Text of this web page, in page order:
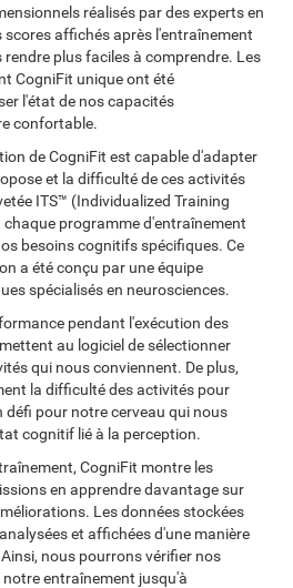
réalisés par des experts en
scores affichés après l'entraînement
plus faciles à comprendre. Les
CogniFit unique ont été
l'état de nos capacités
confortable.
de CogniFit est capable d'adapter
et la difficulté de ces activités
ITS™ (Individualized Training
chaque programme d'entraînement
besoins cognitifs spécifiques. Ce
a été conçu par une équipe
spécialisés en neurosciences.
pendant l'exécution des
au logiciel de sélectionner
qui nous conviennent. De plus,
la difficulté des activités pour
pour notre cerveau qui nous
cognitif lié à la perception.
CogniFit montre les
en apprendre davantage sur
Les données stockées
et affichées d'une manière
nous pourrons vérifier nos
entraînement jusqu'à